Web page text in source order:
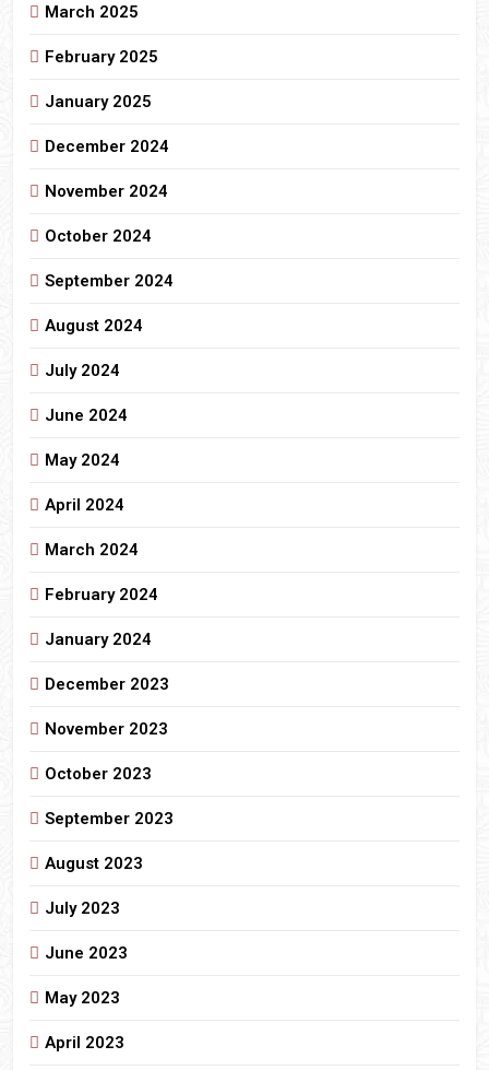
March 2025
February 2025
January 2025
December 2024
November 2024
October 2024
September 2024
August 2024
July 2024
June 2024
May 2024
April 2024
March 2024
February 2024
January 2024
December 2023
November 2023
October 2023
September 2023
August 2023
July 2023
June 2023
May 2023
April 2023